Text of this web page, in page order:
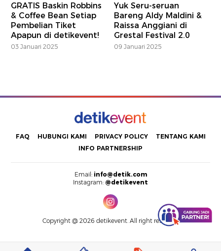
GRATIS Baskin Robbins
& Coffee Bean Setiap
Pembelian Tiket
Apapun di detikevent!
03 Januari 2025
Yuk Seru-seruan
Bareng Aldy Maldini &
Raissa Anggiani di
Grestal Festival 2.0
09 Januari 2025
FAQ HUBUNGI KAMI PRIVACY POLICY
TENTANG KAMI
INFO PARTNERSHIP
Email: info@detik.com
Instagram: @detikevent
Copyright @ 2026 detikevent. All right reserved.